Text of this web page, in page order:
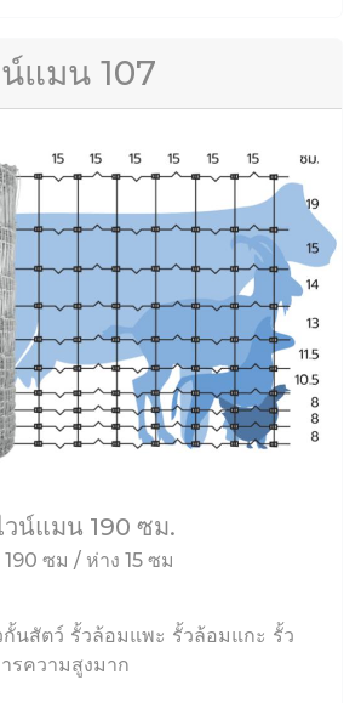
แมน 107
น์แมน 190 ซม.
ซม / ห่าง 15 ซม
กั้นสัตว์ รั้วล้อมแพะ รั้วล้อมแกะ รั้ว
รความสูงมาก